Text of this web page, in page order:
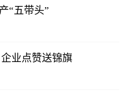
“五带头”
业点赞送锦旗